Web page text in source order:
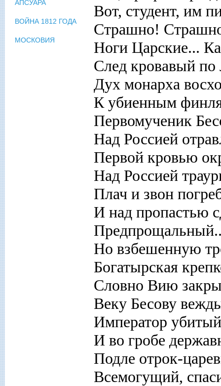
Вот, студент, им
Страшно!
Ноги Царские...
След кровавый по
Дух монарха
К убиенным
Первомученик
Над Россией
Первой кровью
Над Россией
Плач и звон
И над пропастью
Но взбешенную
Богатырская
Словно Вию
Веку Бесову
Император
И во гробе
Подле отрок-
Всемогущий,
АПСУАРА
ВОЙНА 1812 ГОДА
МОСКОВИЯ